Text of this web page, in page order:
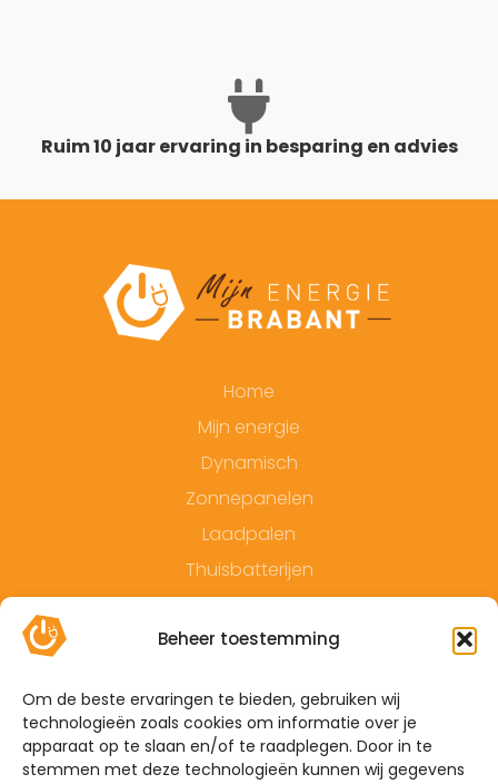
Beheer toestemming
Om de beste ervaringen te bieden, gebruiken wij
technologieën zoals cookies om informatie over je
apparaat op te slaan en/of te raadplegen. Door in te
stemmen met deze technologieën kunnen wij gegevens
Ruim 10 jaar ervaring in besparing en advies
Home
Mijn energie
Dynamisch
Zonnepanelen
Laadpalen
Thuisbatterijen
Contact
Algemene voorwaarden
Privacyverklaring
Sitemap